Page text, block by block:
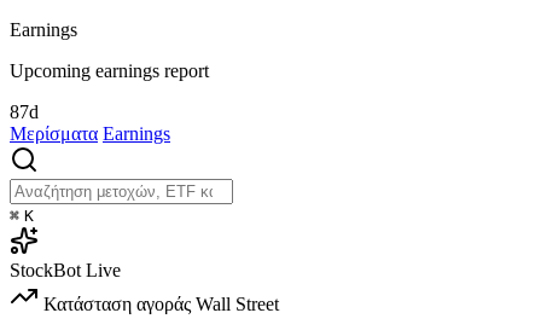
Earnings
Upcoming earnings report
87d
Μερίσματα Earnings
⌘ K
StockBot Live
Κατάσταση αγοράς Wall Street